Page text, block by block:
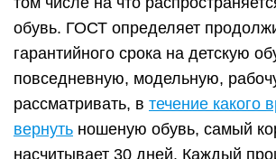
определяется и в зависимости от
изготовления. Например, ГОСТ
регламентирующий требования к
обуви из синтетической кожи,
гарантийный срок составляет:
для изделий с подошвой из